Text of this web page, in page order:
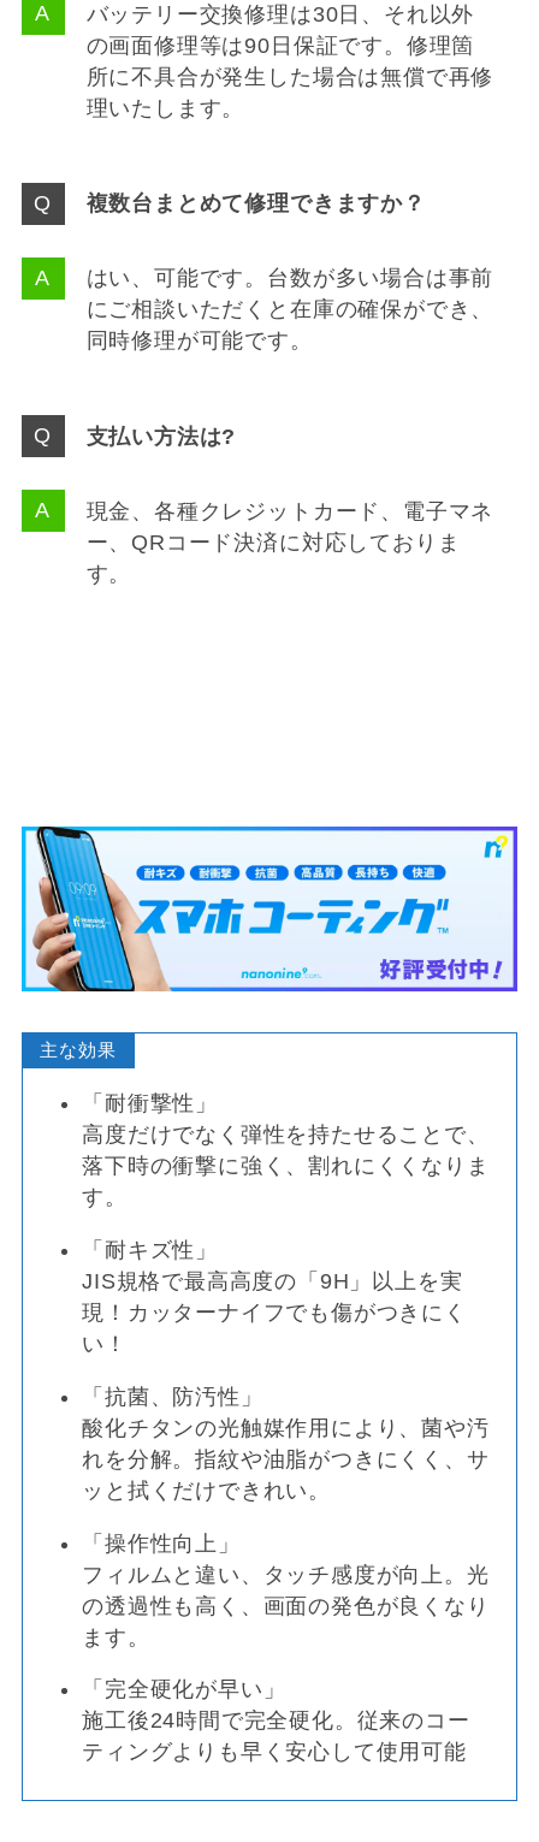
バッテリー交換修理は30日、それ以外
の画面修理等は90日保証です。修理箇
所に不具合が発生した場合は無償で再修
理いたします。
複数台まとめて修理できますか？
はい、可能です。台数が多い場合は事前
にご相談いただくと在庫の確保ができ、
同時修理が可能です。
支払い方法は?
現金、各種クレジットカード、電子マネ
ー、QRコード決済に対応しておりま
す。
主な効果
「耐衝撃性」
高度だけでなく弾性を持たせることで、
落下時の衝撃に強く、割れにくくなりま
す。
「耐キズ性」
JIS規格で最高高度の「9H」以上を実
現！カッターナイフでも傷がつきにく
い！
「抗菌、防汚性」
酸化チタンの光触媒作用により、菌や汚
れを分解。指紋や油脂がつきにくく、サ
ッと拭くだけできれい。
「操作性向上」
フィルムと違い、タッチ感度が向上。光
の透過性も高く、画面の発色が良くなり
ます。
「完全硬化が早い」
施工後24時間で完全硬化。従来のコー
ティングよりも早く安心して使用可能